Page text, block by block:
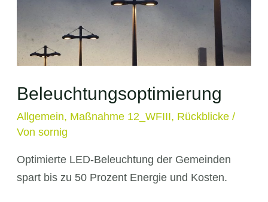
Beleuchtungsoptimierung
Allgemein, Maßnahme 12_WFIII, Rückblicke/
Von sornig
Optimierte LED-Beleuchtung der Gemeinden
spart bis zu 50 Prozent Energie und Kosten.